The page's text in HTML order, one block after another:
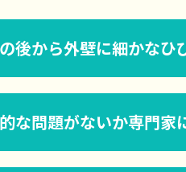
後から外壁に細かなひ
な問題がないか専門家